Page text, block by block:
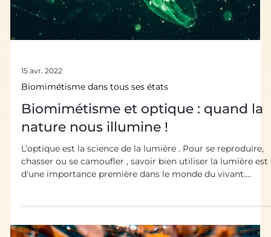
vous invitons à un tour d’horizon. Biomimétisme et
dépollution des plastiques et déchets 30 millions de
tonnes de plastique sont déversées cha